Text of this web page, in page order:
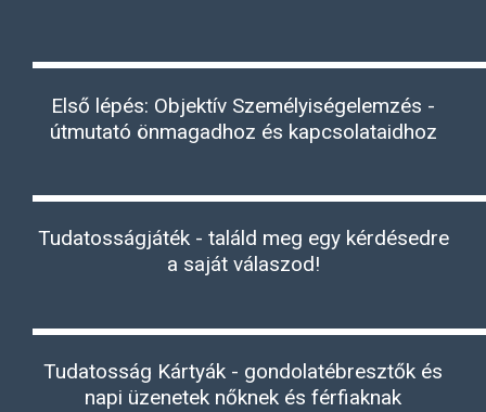
Első lépés: Objektív Személyiségelemzés -
útmutató önmagadhoz és kapcsolataidhoz
Tudatosságjáték - találd meg egy kérdésedre
a saját válaszod!
Tudatosság Kártyák - gondolatébresztők és
napi üzenetek nőknek és férfiaknak